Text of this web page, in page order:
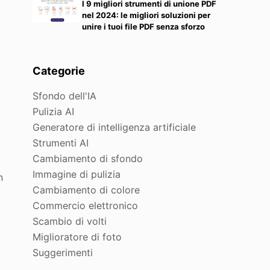
I 9 migliori strumenti di unione PDF
nel 2024: le migliori soluzioni per
unire i tuoi file PDF senza sforzo
Categorie
Sfondo dell'IA
Pulizia AI
Generatore di intelligenza artificiale
Strumenti AI
Cambiamento di sfondo
Immagine di pulizia
Cambiamento di colore
Commercio elettronico
Scambio di volti
Miglioratore di foto
Suggerimenti